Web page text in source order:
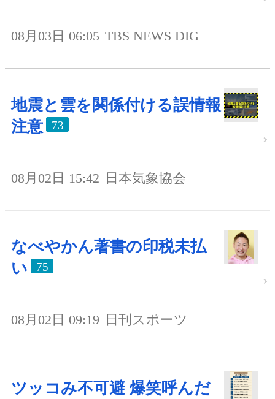
08月03日 06:05 TBS NEWS DIG
地震と雲を関係付ける誤情報
注意
73
08月02日 15:42 日本気象協会
なべやかん著書の印税未払
い
75
08月02日 09:19 日刊スポーツ
ツッコみ不可避 爆笑呼んだ